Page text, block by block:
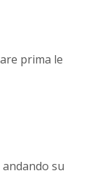
prima le
su